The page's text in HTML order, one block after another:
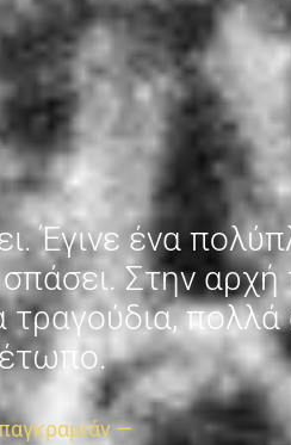
Έγινε ένα
Στην
τραγούδια,
—